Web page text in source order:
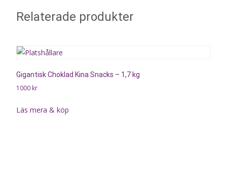
Relaterade produkter
Gigantisk Choklad Kina Snacks – 1,7 kg
1000 kr
Läs mera & köp